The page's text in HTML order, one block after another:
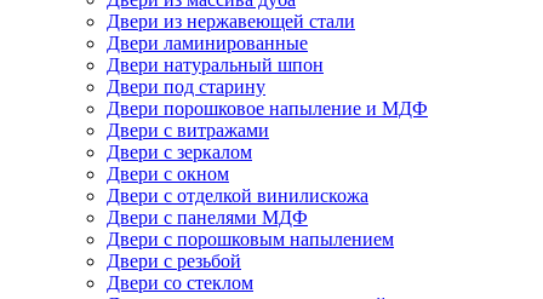
Двери из нержавеющей стали
Двери ламинированные
Двери натуральный шпон
Двери под старину
Двери порошковое напыление и МДФ
Двери с витражами
Двери с зеркалом
Двери с окном
Двери с отделкой винилискожа
Двери с панелями МДФ
Двери с порошковым напылением
Двери с резьбой
Двери со стеклом